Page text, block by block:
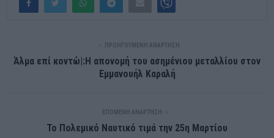
ΠΡΟΗΓΟΎΜΕΝΗ ΑΝΆΡΤΗΣΗ
Άλμα επί κοντώ|:Η απονομή του ασημένιου μεταλλίου στον
Εμμανουήλ Καραλή
ΕΠΌΜΕΝΗ ΑΝΆΡΤΗΣΗ
Το Πολεμικό Ναυτικό τιμά την 25η Μαρτίου